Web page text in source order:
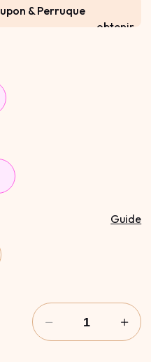
& Perruque
obtenir
Guide